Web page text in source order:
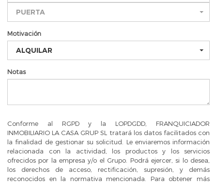
PUERTA
Motivación
ALQUILAR
Notas
Conforme al RGPD y la LOPDGDD, FRANQUICIADOR
INMOBILIARIO LA CASA GRUP SL tratará los datos facilitados con
la finalidad de gestionar su solicitud. Le enviaremos información
relacionada con la actividad, los productos y los servicios
ofrecidos por la empresa y/o el Grupo. Podrá ejercer, si lo desea,
los derechos de acceso, rectificación, supresión, y demás
reconocidos en la normativa mencionada. Para obtener más